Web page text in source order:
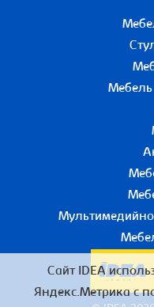
Мебель
Сайт IDEA
Яндекс.Метрика с